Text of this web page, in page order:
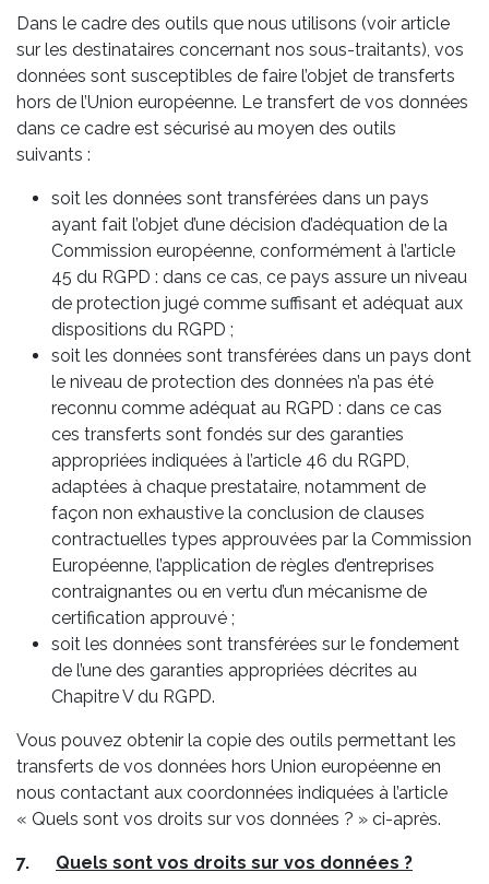
Dans le cadre des outils que nous utilisons (voir article
sur les destinataires concernant nos sous-traitants), vos
données sont susceptibles de faire l’objet de transferts
hors de l’Union européenne. Le transfert de vos données
dans ce cadre est sécurisé au moyen des outils
suivants :
soit les données sont transférées dans un pays
ayant fait l’objet d’une décision d’adéquation de la
Commission européenne, conformément à l’article
45 du RGPD : dans ce cas, ce pays assure un niveau
de protection jugé comme suffisant et adéquat aux
dispositions du RGPD ;
soit les données sont transférées dans un pays dont
le niveau de protection des données n’a pas été
reconnu comme adéquat au RGPD : dans ce cas
ces transferts sont fondés sur des garanties
appropriées indiquées à l’article 46 du RGPD,
adaptées à chaque prestataire, notamment de
façon non exhaustive la conclusion de clauses
contractuelles types approuvées par la Commission
Européenne, l’application de règles d’entreprises
contraignantes ou en vertu d’un mécanisme de
certification approuvé ;
soit les données sont transférées sur le fondement
de l’une des garanties appropriées décrites au
Chapitre V du RGPD.
Vous pouvez obtenir la copie des outils permettant les
transferts de vos données hors Union européenne en
nous contactant aux coordonnées indiquées à l’article
« Quels sont vos droits sur vos données ? » ci-après.
7. Quels sont vos droits sur vos données ?